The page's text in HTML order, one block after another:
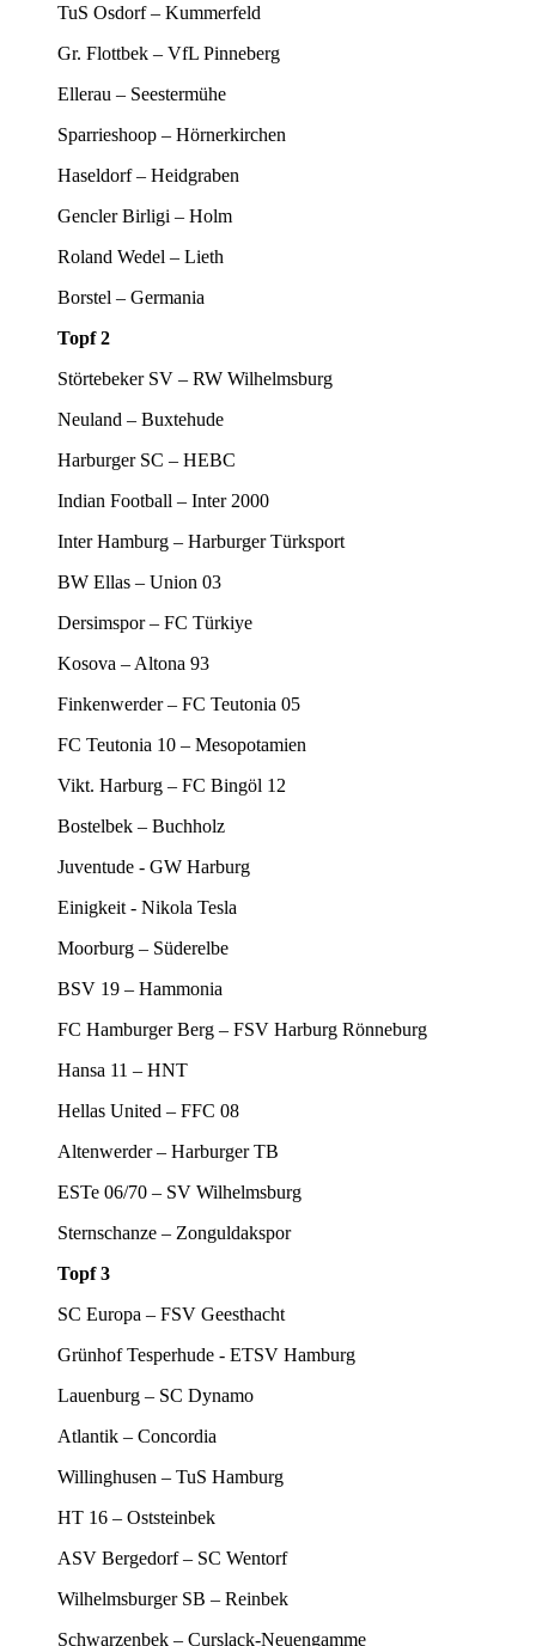
TuS Osdorf – Kummerfeld
Gr. Flottbek – VfL Pinneberg
Ellerau – Seestermühe
Sparrieshoop – Hörnerkirchen
Haseldorf – Heidgraben
Gencler Birligi – Holm
Roland Wedel – Lieth
Borstel – Germania
Topf 2
Störtebeker SV – RW Wilhelmsburg
Neuland – Buxtehude
Harburger SC – HEBC
Indian Football – Inter 2000
Inter Hamburg – Harburger Türksport
BW Ellas – Union 03
Dersimspor – FC Türkiye
Kosova – Altona 93
Finkenwerder – FC Teutonia 05
FC Teutonia 10 – Mesopotamien
Vikt. Harburg – FC Bingöl 12
Bostelbek – Buchholz
Juventude - GW Harburg
Einigkeit - Nikola Tesla
Moorburg – Süderelbe
BSV 19 – Hammonia
FC Hamburger Berg – FSV Harburg Rönneburg
Hansa 11 – HNT
Hellas United – FFC 08
Altenwerder – Harburger TB
ESTe 06/70 – SV Wilhelmsburg
Sternschanze – Zonguldakspor
Topf 3
SC Europa – FSV Geesthacht
Grünhof Tesperhude - ETSV Hamburg
Lauenburg – SC Dynamo
Atlantik – Concordia
Willinghusen – TuS Hamburg
HT 16 – Oststeinbek
ASV Bergedorf – SC Wentorf
Wilhelmsburger SB – Reinbek
Schwarzenbek – Curslack-Neuengamme